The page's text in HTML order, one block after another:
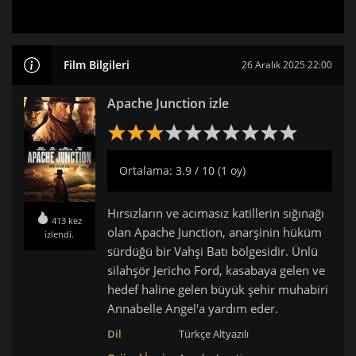
Film Bilgileri 26 Aralık 2025 22:00
413 kez
izlendi.
Apache Junction izle
Ortalama: 3.9 / 10 (1 oy)
Hırsızların ve acımasız katillerin sığınağı
olan Apache Junction, anarşinin hüküm
sürdüğü bir Vahşi Batı bölgesidir. Ünlü
silahşör Jericho Ford, kasabaya gelen ve
hedef haline gelen büyük şehir muhabiri
Annabelle Angel'a yardım eder.
Dil
Türkçe Altyazılı